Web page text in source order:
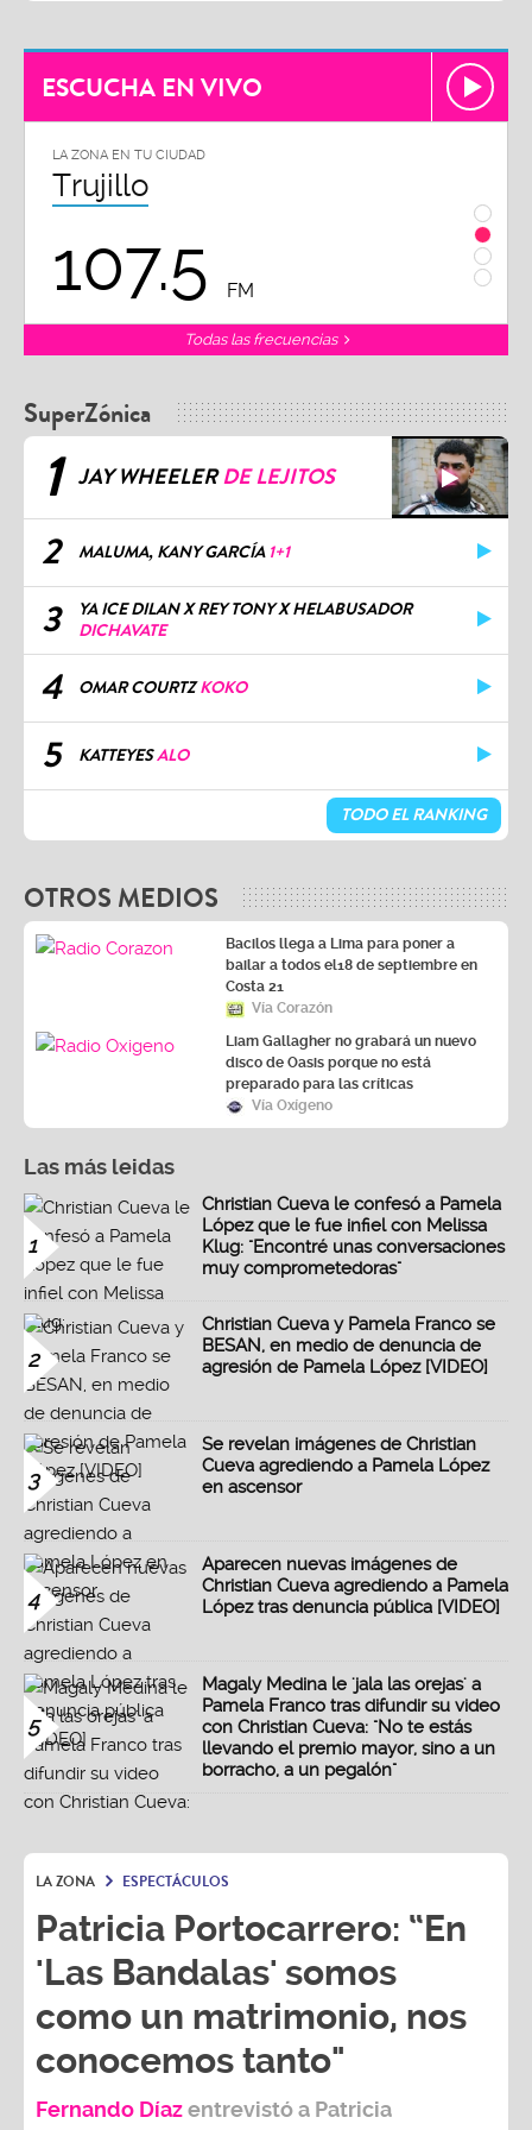
ESCUCHA EN VIVO
LA ZONA EN TU CIUDAD
Trujillo
107.5 FM
Todas las frecuencias
SuperZónica
1 JAY WHEELERDE LEJITOS
2 MALUMA, KANY GARCÍA 1+1
3
YA ICE DILAN X REY TONY X HELABUSADOR
DICHAVATE
4 OMAR COURTZKOKO
5 KATTEYESALO
TODO EL RANKING
OTROS MEDIOS
Bacilos llega a Lima para poner a
bailar a todos el18 de septiembre en
Costa 21
Vía Corazón
Liam Gallagher no grabará un nuevo
disco de Oasis porque no está
preparado para las críticas
Vía Oxígeno
Las más leidas
1
Christian Cueva le confesó a Pamela
López que le fue infiel con Melissa
Klug: "Encontré unas conversaciones
muy comprometedoras"
2
Christian Cueva y Pamela Franco se
BESAN, en medio de denuncia de
agresión de Pamela López [VIDEO]
3
Se revelan imágenes de Christian
Cueva agrediendo a Pamela López
en ascensor
4
Aparecen nuevas imágenes de
Christian Cueva agrediendo a Pamela
López tras denuncia pública [VIDEO]
5
Magaly Medina le 'jala las orejas' a
Pamela Franco tras difundir su video
con Christian Cueva: "No te estás
llevando el premio mayor, sino a un
borracho, a un pegalón"
LA ZONA ESPECTÁCULOS
Patricia Portocarrero: “En
'Las Bandalas' somos
como un matrimonio, nos
conocemos tanto"
Fernando Díazentrevistó a Patricia